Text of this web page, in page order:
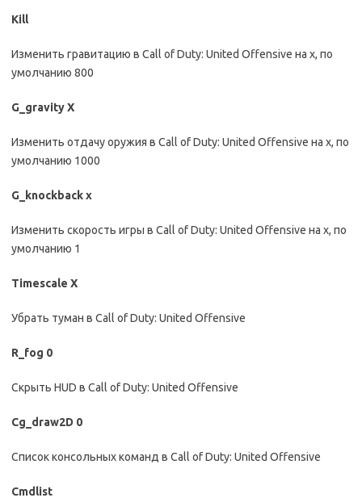
Kill
Изменить гравитацию в Call of Duty: United Offensive на x, по
умолчанию 800
G_gravity Х
Изменить отдачу оружия в Call of Duty: United Offensive на x, по
умолчанию 1000
G_knockback x
Изменить скорость игры в Call of Duty: United Offensive на x, по
умолчанию 1
Timescale Х
Убрать туман в Call of Duty: United Offensive
R_fog 0
Скрыть HUD в Call of Duty: United Offensive
Cg_draw2D 0
Список консольных команд в Call of Duty: United Offensive
Cmdlist